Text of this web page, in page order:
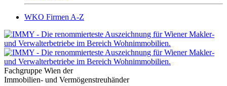
WKO Firmen A-Z
Fachgruppe Wien der
Immobilien- und Vermögenstreuhänder